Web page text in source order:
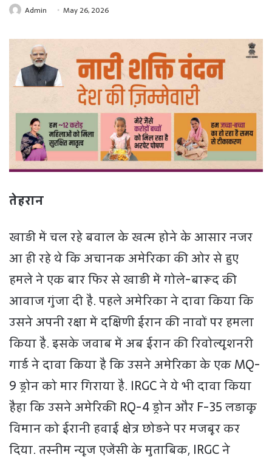
Admin May 26, 2026
तेहरान
खाड़ी में चल रहे बवाल के खत्म होने के आसार नजर
आ ही रहे थे कि अचानक अमेरिका की ओर से हुए
हमले ने एक बार फिर से खाड़ी में गोले-बारूद की
आवाज गुंजा दी है. पहले अमेरिका ने दावा किया कि
उसने अपनी रक्षा में दक्षिणी ईरान की नावों पर हमला
किया है. इसके जवाब में अब ईरान की रिवोल्यूशनरी
गार्ड ने दावा किया है कि उसने अमेरिका के एक MQ-
9 ड्रोन को मार गिराया है. IRGC ने ये भी दावा किया
हैहा कि उसने अमेरिकी RQ-4 ड्रोन और F-35 लड़ाकू
विमान को ईरानी हवाई क्षेत्र छोड़ने पर मजबूर कर
दिया. तस्नीम न्यूज एजेंसी के मुताबिक, IRGC ने